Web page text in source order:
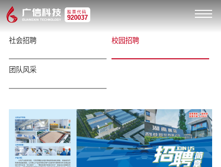
股票代码
920037
社会招聘 校园招聘
团队风采